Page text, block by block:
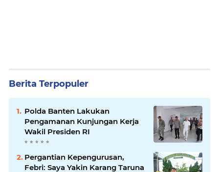
Berita Terpopuler
Polda Banten Lakukan
Pengamanan Kunjungan Kerja
Wakil Presiden RI
Pergantian Kepengurusan,
Febri: Saya Yakin Karang Taruna